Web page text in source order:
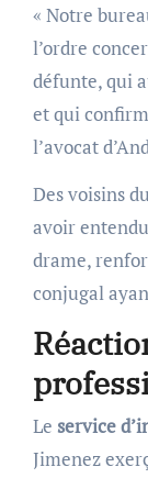
« Notre
l’ordre
défunte, qui
et qui
l’avocat
Des voisins
avoir entendu
drame,
conjugal
Le service
Jimenez